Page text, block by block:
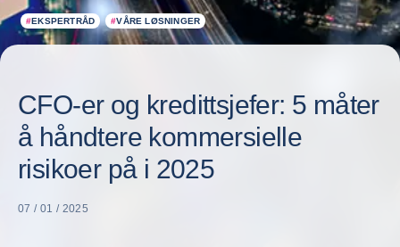
#EKSPERTRÅD #VÅRE LØSNINGER
CFO-er og kredittsjefer: 5 måter
å håndtere kommersielle
risikoer på i 2025
07 / 01 / 2025